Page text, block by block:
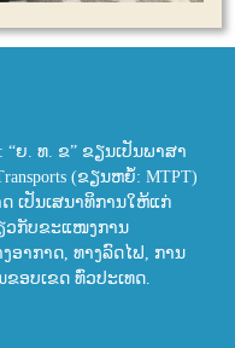
ຍ. ທ. ຂ” ຂຽນເປັນພາສາ
(ຂຽນຫຍໍ້: MTPT)
ເປັນເສນາທິການໃຫ້ແກ່
ວກັບຂະແໜງການ
ອາກາດ, ທາງລົດໄຟ, ການ
ຂອບເຂດ ທົ່ວປະເທດ.